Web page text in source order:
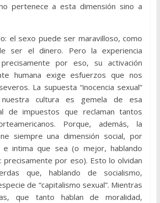
pertenece a esta dimensión sino a
el sexo puede ser maravilloso, como
ser el dinero. Pero la experiencia
por eso, su activación
humana exige esfuerzos que nos
La supuesta “inocencia sexual”
cultura es gemela de esa
de impuestos que reclaman tantos
Porque, además, la
siempre una dimensión social, por
e intima que sea (o mejor, hablando
precisamente por eso). Esto lo olvidan
que, hablando de socialismo,
de “capitalismo sexual”. Mientras
que tanto hablan de moralidad,